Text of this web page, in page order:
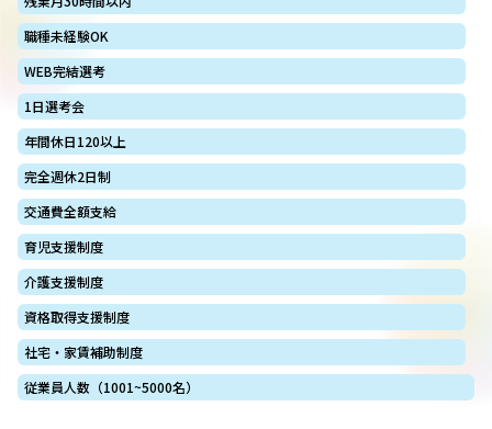
職種未経験OK
WEB完結選考
1日選考会
年間休日120以上
完全週休2日制
交通費全額支給
育児支援制度
介護支援制度
資格取得支援制度
社宅・家賃補助制度
従業員人数（1001~5000名）